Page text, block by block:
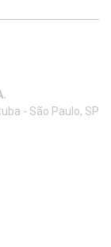
- São Paulo, SP